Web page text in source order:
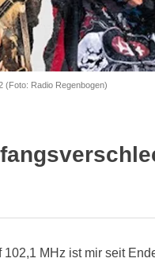
(Foto: Radio Regenbogen)
MHz ist mir seit